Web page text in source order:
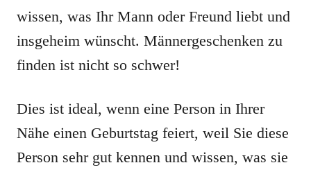
wissen, was Ihr Mann oder Freund liebt und
insgeheim wünscht. Männergeschenken zu
finden ist nicht so schwer!
Dies ist ideal, wenn eine Person in Ihrer
Nähe einen Geburtstag feiert, weil Sie diese
Person sehr gut kennen und wissen, was sie